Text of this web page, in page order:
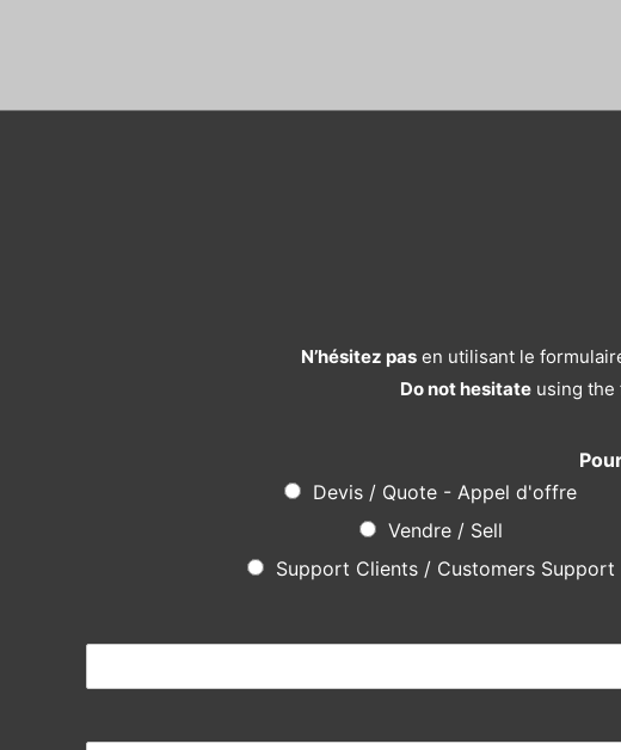
N’hésitez pas en utilisant le
Do not hesitate using the
Devis / Quote - Appel d'offre
Vendre / Sell
Support Clients / Customers Support